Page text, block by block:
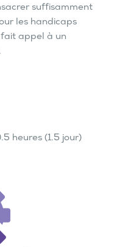
suffisamment
les handicaps
appel à un
heures (1.5 jour)